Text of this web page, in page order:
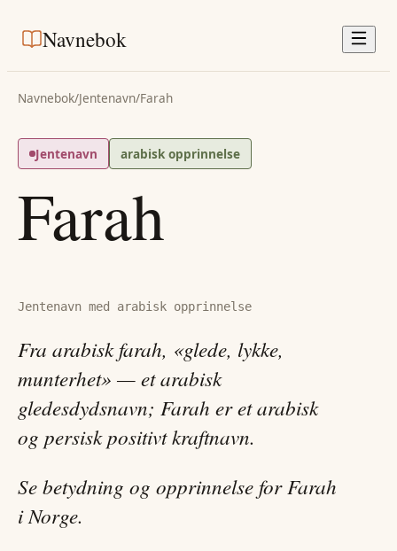
Navnebok
Navnebok/Jentenavn/Farah
Jentenavn arabisk opprinnelse
Farah
Jentenavn med arabisk opprinnelse
Fra arabisk farah, «glede, lykke,
munterhet» — et arabisk
gledesdydsnavn; Farah er et arabisk
og persisk positivt kraftnavn.
Se betydning og opprinnelse for Farah
i Norge.